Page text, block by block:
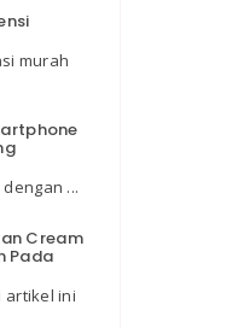
murah
...
Cream
Pada
artikel ini